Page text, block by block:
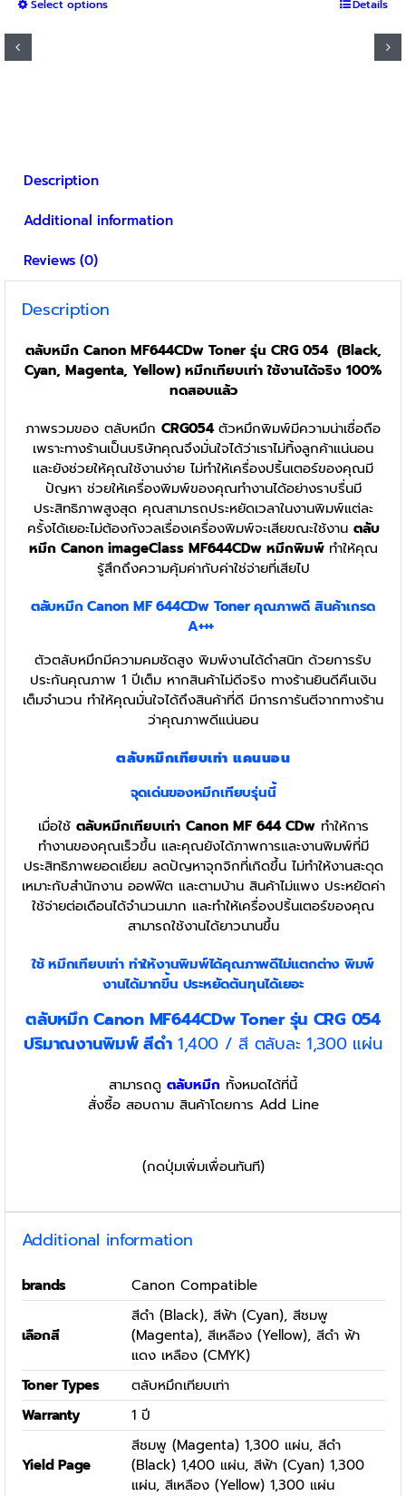
Select optionsThis
the
Details
Description
Additional information
Reviews (0)
Description
ตลับหมึก Canon MF644CDw Toner รุ่น CRG 054 (Black,
Cyan, Magenta, Yellow) หมึกเทียบเท่า ใช้งานได้จริง 100%
ทดสอบแล้ว
ภาพรวมของ ตลับหมึก CRG054ตัวหมึกพิมพ์มีความน่าเชื่อถือ
เพราะทางร้านเป็นบริษัทคุณจึงมั่นใจได้ว่าเราไม่ทิ้งลูกค้าแน่นอน
และยังช่วยให้คุณใช้งานง่าย ไม่ทำให้เครื่องปริ้นเตอร์ของคุณมี
ปัญหา ช่วยให้เครื่องพิมพ์ของคุณทำงานได้อย่างราบรื่นมี
ประสิทธิภาพสูงสุด คุณสามารถประหยัดเวลาในงานพิมพ์แต่ละ
ครั้งได้เยอะไม่ต้องกังวลเรื่องเครื่องพิมพ์จะเสียขณะใช้งาน ตลับ
หมึก Canon imageClass MF644CDw หมึกพิมพ์ ทำให้คุณ
รู้สึกถึงความคุ้มค่ากับค่าใช่จ่ายที่เสียไป
ตลับหมึก Canon MF 644CDw Tonerคุณภาพดี สินค้าเกรด
A+++
ตัวตลับหมึกมีความคมชัดสูง พิมพ์งานได้ดำสนิท ด้วยการรับ
ประกันคุณภาพ 1 ปีเต็ม หากสินค้าไม่ดีจริง ทางร้านยินดีคืนเงิน
เต็มจำนวน ทำให้คุณมั่นใจได้ถึงสินค้าที่ดี มีการการันตีจากทางร้าน
ว่าคุณภาพดีแน่นอน
ตลับหมึกเทียบเท่า แคนนอน
จุดเด่นของหมึกเทียบรุ่นนี้
เมื่อใช้ ตลับหมึกเทียบเท่า Canon MF 644 CDwทำให้การ
ทำงานของคุณเร็วขึ้น และคุณยังได้ภาพการและงานพิมพ์ที่มี
ประสิทธิภาพยอดเยี่ยม ลดปัญหาจุกจิกที่เกิดขึ้น ไม่ทำให้งานสะดุด
เหมาะกับสำนักงาน ออฟฟิต และตามบ้าน สินค้าไม่แพง ประหยัดค่า
ใช้จ่ายต่อเดือนได้จำนวนมาก และทำให้เครื่องปริ้นเตอร์ของคุณ
สามารถใช้งานได้ยาวนานขึ้น
ใช้ หมึกเทียบเท่า ทำให้งานพิมพ์ได้คุณภาพดีไม่แตกต่าง พิมพ์
งานได้มากขึ้น ประหยัดต้นทุนได้เยอะ
ตลับหมึก Canon MF644CDw Toner รุ่น CRG 054
ปริมาณงานพิมพ์ สีดำ1,400 / สี ตลับละ 1,300 แผ่น
สามารถดู ตลับหมึก ทั้งหมดได้ที่นี้
สั่งซื้อ สอบถาม สินค้าโดยการ Add Line
(กดปุ่มเพิ่มเพื่อนทันที)
Additional information
brands Canon Compatible
เลือกสี
สีดำ (Black), สีฟ้า (Cyan), สีชมพู
(Magenta), สีเหลือง (Yellow), สีดำ ฟ้า
แดง เหลือง (CMYK)
Toner Types
ตลับหมึกเทียบเท่า
Warranty
1 ปี
Yield Page
สีชมพู (Magenta) 1,300 แผ่น, สีดำ
(Black) 1,400 แผ่น, สีฟ้า (Cyan) 1,300
แผ่น, สีเหลือง (Yellow) 1,300 แผ่น